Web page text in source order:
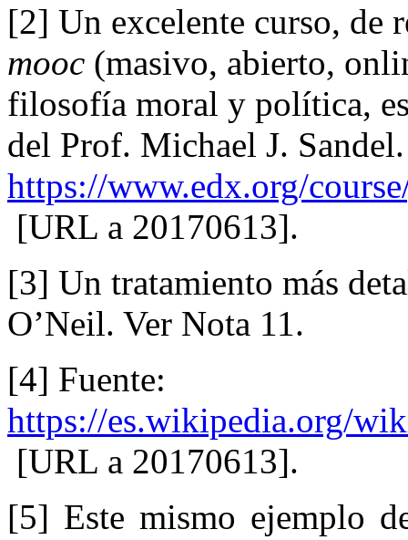
[2] Un excelente curso, de
mooc (masivo, abierto,
filosofía moral y política,
del Prof. Michael J. Sandel.
https://www.edx.org/
[URL a 20170613].
[3] Un tratamiento más
O’Neil. Ver Nota 11.
[4] Fuente:
https://es.wikipedia.org/
[URL a 20170613].
[5] Este mismo ejemplo